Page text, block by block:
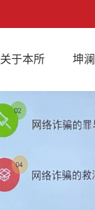
关于本所 坤